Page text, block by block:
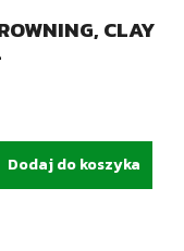
CLAY
Dodaj do koszyka